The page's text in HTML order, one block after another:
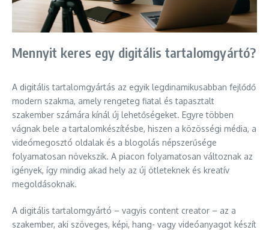
Mennyit keres egy digitális tartalomgyártó?
A digitális tartalomgyártás az egyik legdinamikusabban fejlődő
modern szakma, amely rengeteg fiatal és tapasztalt
szakember számára kínál új lehetőségeket. Egyre többen
vágnak bele a tartalomkészítésbe, hiszen a közösségi média, a
videómegosztó oldalak és a blogolás népszerűsége
folyamatosan növekszik. A piacon folyamatosan változnak az
igények, így mindig akad hely az új ötleteknek és kreatív
megoldásoknak.
A digitális tartalomgyártó – vagyis content creator – az a
szakember, aki szöveges, képi, hang- vagy videóanyagot készít